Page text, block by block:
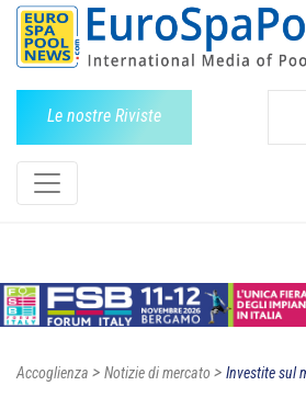
Le nostre Riviste
Accoglienza > Notizie di mercato > Investite sul